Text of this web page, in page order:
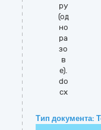
ру
(од
но
ра
зо
в
е).
do
cx
Тип документа: